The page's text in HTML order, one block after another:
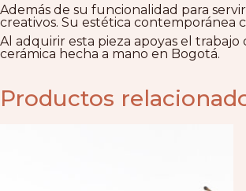
Además de su funcionalidad para
creativos. Su estética contemporánea
Al adquirir esta pieza apoyas el
cerámica hecha a mano en Bogotá.
Productos